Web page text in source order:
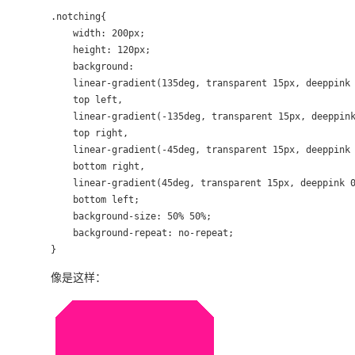
.notching{
    width: 200px;
    height: 120px;
    background:
linear-gradient(135deg, transparent 15px, deeppink
    top left,
linear-gradient(-135deg, transparent 15px,
    top right,
linear-gradient(-45deg, transparent 15px, deeppink
    bottom right,
linear-gradient(45deg, transparent 15px, deeppink
    bottom left;
    background-size: 50% 50%;
    background-repeat: no-repeat;
}
像是这样：